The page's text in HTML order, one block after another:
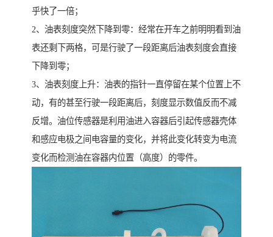
乎快了一倍；
2、油表刻度突然下降到零：经常在开车之前明明看到油
表还剩下两格，可是行驶了一段距离后油表刻度会直接
下降到零；
3、油表刻度上升：油表的指针一直停留在某个位置上不
动，有的甚至行驶一段距离后，刻度显示数值反而不减
反增。油位传感器是利用油进入容器后引起传感器壳体
和感应电极之间电容量的变化，并将此变化转变为电流
变化而检测油在容器内位置（高度）的零件。